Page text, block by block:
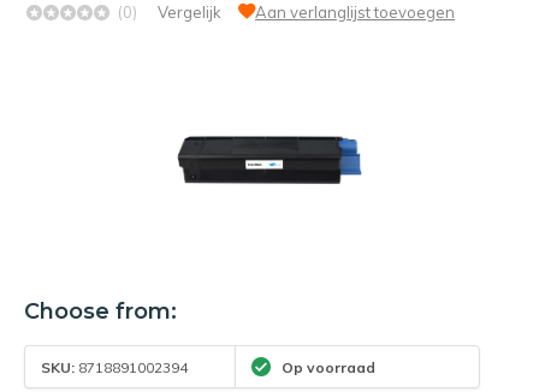
(0) Vergelijk Aan verlanglijst toevoegen
Choose from:
SKU: 8718891002394 Op voorraad